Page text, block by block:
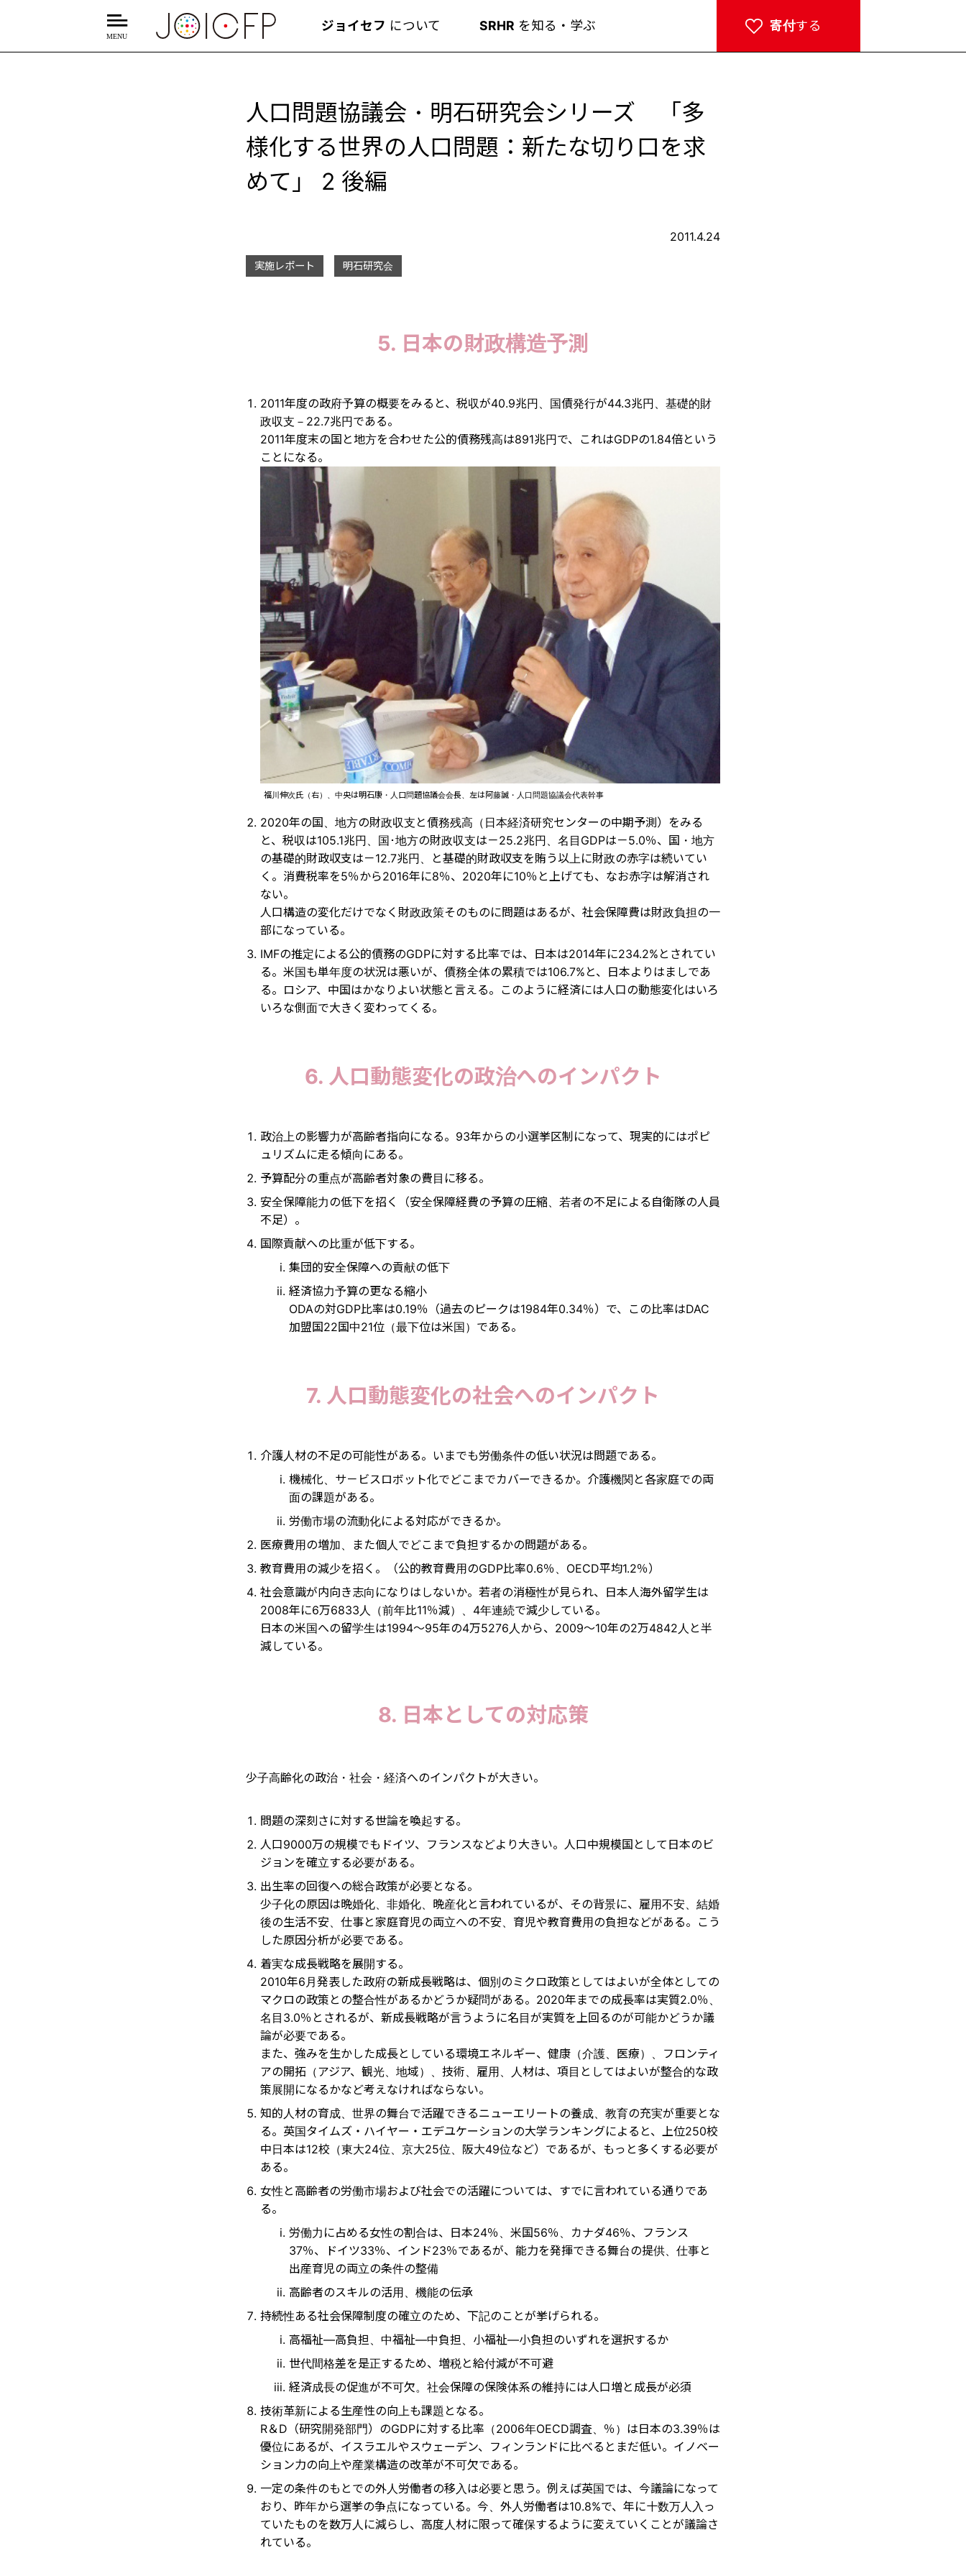
ジョイセフ について SRHR を知る・学ぶ 寄付する
人口問題協議会・明石研究会シリーズ 「多
様化する世界の人口問題：新たな切り口を求
めて」 2 後編
2011.4.24
実施レポート 明石研究会
5. 日本の財政構造予測
2011年度の政府予算の概要をみると、税収が40.9兆円、国債発行が44.3兆円、基礎的財
政収支－22.7兆円である。
2011年度末の国と地方を合わせた公的債務残高は891兆円で、これはGDPの1.84倍という
ことになる。
福川伸次氏（右）、中央は明石康・人口問題協議会会長、左は阿藤誠・人口問題協議会代表幹事
2020年の国、地方の財政収支と債務残高（日本経済研究センターの中期予測）をみる
と、税収は105.1兆円、国･地方の財政収支は－25.2兆円、名目GDPは－5.0％、国・地方
の基礎的財政収支は－12.7兆円、と基礎的財政収支を賄う以上に財政の赤字は続いてい
く。消費税率を5％から2016年に8％、2020年に10％と上げても、なお赤字は解消され
ない。
人口構造の変化だけでなく財政政策そのものに問題はあるが、社会保障費は財政負担の一
部になっている。
IMFの推定による公的債務のGDPに対する比率では、日本は2014年に234.2%とされてい
る。米国も単年度の状況は悪いが、債務全体の累積では106.7%と、日本よりはましであ
る。ロシア、中国はかなりよい状態と言える。このように経済には人口の動態変化はいろ
いろな側面で大きく変わってくる。
6. 人口動態変化の政治へのインパクト
政治上の影響力が高齢者指向になる。93年からの小選挙区制になって、現実的にはポピ
ュリズムに走る傾向にある。
予算配分の重点が高齢者対象の費目に移る。
安全保障能力の低下を招く（安全保障経費の予算の圧縮、若者の不足による自衛隊の人員
不足）。
国際貢献への比重が低下する。
集団的安全保障への貢献の低下
経済協力予算の更なる縮小
ODAの対GDP比率は0.19％（過去のピークは1984年0.34％）で、この比率はDAC
加盟国22国中21位（最下位は米国）である。
7. 人口動態変化の社会へのインパクト
介護人材の不足の可能性がある。いまでも労働条件の低い状況は問題である。
機械化、サ－ビスロボット化でどこまでカバーできるか。介護機関と各家庭での両
面の課題がある。
労働市場の流動化による対応ができるか。
医療費用の増加、また個人でどこまで負担するかの問題がある。
教育費用の減少を招く。（公的教育費用のGDP比率0.6％、OECD平均1.2％）
社会意識が内向き志向になりはしないか。若者の消極性が見られ、日本人海外留学生は
2008年に6万6833人（前年比11％減）、4年連続で減少している。
日本の米国への留学生は1994～95年の4万5276人から、2009～10年の2万4842人と半
減している。
8. 日本としての対応策
少子高齢化の政治・社会・経済へのインパクトが大きい。
問題の深刻さに対する世論を喚起する。
人口9000万の規模でもドイツ、フランスなどより大きい。人口中規模国として日本のビ
ジョンを確立する必要がある。
出生率の回復への総合政策が必要となる。
少子化の原因は晩婚化、非婚化、晩産化と言われているが、その背景に、雇用不安、結婚
後の生活不安、仕事と家庭育児の両立への不安、育児や教育費用の負担などがある。こう
した原因分析が必要である。
着実な成長戦略を展開する。
2010年6月発表した政府の新成長戦略は、個別のミクロ政策としてはよいが全体としての
マクロの政策との整合性があるかどうか疑問がある。2020年までの成長率は実質2.0％、
名目3.0％とされるが、新成長戦略が言うように名目が実質を上回るのが可能かどうか議
論が必要である。
また、強みを生かした成長としている環境エネルギー、健康（介護、医療）、フロンティ
アの開拓（アジア、観光、地域）、技術、雇用、人材は、項目としてはよいが整合的な政
策展開になるかなど考えなければならない。
知的人材の育成、世界の舞台で活躍できるニューエリートの養成、教育の充実が重要とな
る。英国タイムズ・ハイヤー・エデユケーションの大学ランキングによると、上位250校
中日本は12校（東大24位、京大25位、阪大49位など）であるが、もっと多くする必要が
ある。
女性と高齢者の労働市場および社会での活躍については、すでに言われている通りであ
る。
労働力に占める女性の割合は、日本24％、米国56％、カナダ46％、フランス
37％、ドイツ33％、インド23％であるが、能力を発揮できる舞台の提供、仕事と
出産育児の両立の条件の整備
高齢者のスキルの活用、機能の伝承
持続性ある社会保障制度の確立のため、下記のことが挙げられる。
高福祉―高負担、中福祉―中負担、小福祉―小負担のいずれを選択するか
世代間格差を是正するため、増税と給付減が不可避
経済成長の促進が不可欠。社会保障の保険体系の維持には人口増と成長が必須
技術革新による生産性の向上も課題となる。
R＆D（研究開発部門）のGDPに対する比率（2006年OECD調査、％）は日本の3.39％は
優位にあるが、イスラエルやスウェーデン、フィンランドに比べるとまだ低い。イノベー
ション力の向上や産業構造の改革が不可欠である。
一定の条件のもとでの外人労働者の移入は必要と思う。例えば英国では、今議論になって
おり、昨年から選挙の争点になっている。今、外人労働者は10.8%で、年に十数万人入っ
ていたものを数万人に減らし、高度人材に限って確保するように変えていくことが議論さ
れている。